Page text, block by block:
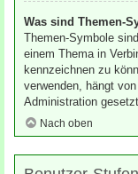
Was sind Themen-
Themen-Symbole
einem Thema in
kennzeichnen zu
verwenden, hängt
Administration
Nach oben